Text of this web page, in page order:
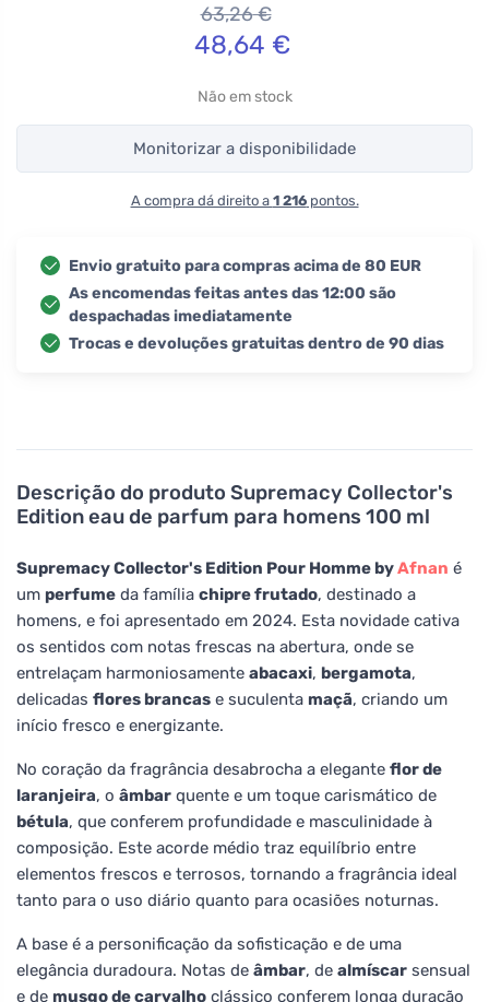
Descrição do produto Supremacy Collector's
Edition eau de parfum para homens 100 ml
Supremacy Collector's Edition Pour Homme byAfnan é
um perfume da família chipre frutado, destinado a
homens, e foi apresentado em 2024. Esta novidade cativa
os sentidos com notas frescas na abertura, onde se
entrelaçam harmoniosamente abacaxi, bergamota,
delicadas flores brancas e suculenta maçã, criando um
início fresco e energizante.
No coração da fragrância desabrocha a elegante flor de
laranjeira, o âmbar quente e um toque carismático de
bétula, que conferem profundidade e masculinidade à
composição. Este acorde médio traz equilíbrio entre
elementos frescos e terrosos, tornando a fragrância ideal
tanto para o uso diário quanto para ocasiões noturnas.
A base é a personificação da sofisticação e de uma
elegância duradoura. Notas de âmbar, de almíscar sensual
e de musgo de carvalho clássico conferem longa duração
63,26€
48,64 €
Não em stock
Monitorizar a disponibilidade
A compra dá direito a 1 216pontos.
Envio gratuito para compras acima de 80 EUR
As encomendas feitas antes das 12:00 são
despachadas imediatamente
Trocas e devoluções gratuitas dentro de 90 dias